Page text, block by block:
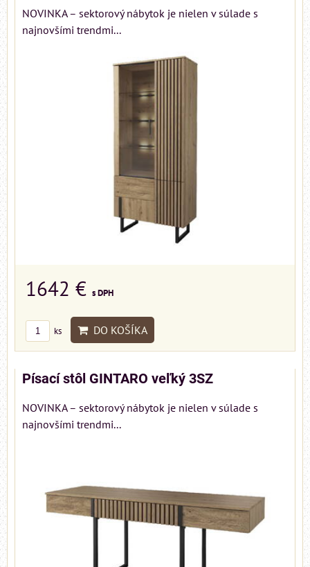
NOVINKA – sektorový nábytok je nielen v súlade s
najnovšími trendmi...
1642 € s DPH
ks DO KOŠÍKA
Písací stôl GINTARO veľký 3SZ
NOVINKA – sektorový nábytok je nielen v súlade s
najnovšími trendmi...